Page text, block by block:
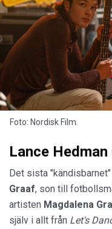
Foto: Nordisk Film.
Lance
Det sista
Graaf, son till
artisten Magdalena
själv i allt från Let's